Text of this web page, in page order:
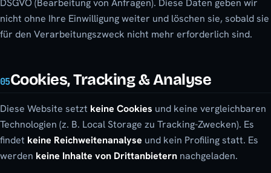
DSGVO (Bearbeitung von Anfragen). Diese Daten geben wir
nicht ohne Ihre Einwilligung weiter und löschen sie, sobald sie
für den Verarbeitungszweck nicht mehr erforderlich sind.
05Cookies, Tracking & Analyse
Diese Website setzt keine Cookies und keine vergleichbaren
Technologien (z. B. Local Storage zu Tracking-Zwecken). Es
findet keine Reichweitenanalyse und kein Profiling statt. Es
werden keine Inhalte von Drittanbietern nachgeladen.